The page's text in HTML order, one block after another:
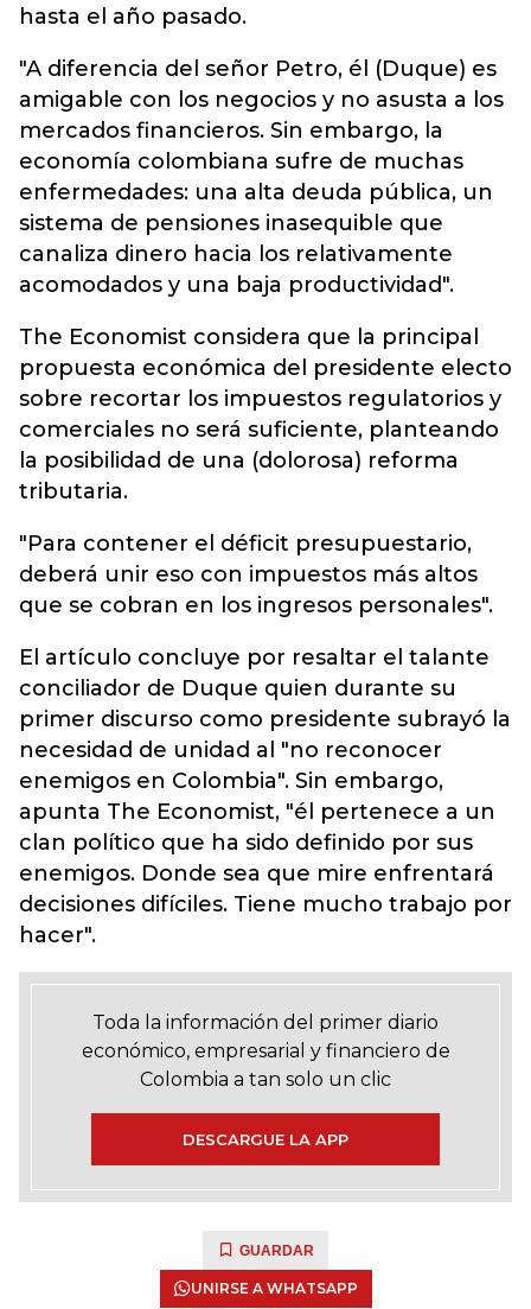
hasta el año pasado.
"A diferencia del señor Petro, él (Duque) es
amigable con los negocios y no asusta a los
mercados financieros. Sin embargo, la
economía colombiana sufre de muchas
enfermedades: una alta deuda pública, un
sistema de pensiones inasequible que
canaliza dinero hacia los relativamente
acomodados y una baja productividad".
The Economist considera que la principal
propuesta económica del presidente electo
sobre recortar los impuestos regulatorios y
comerciales no será suficiente, planteando
la posibilidad de una (dolorosa) reforma
tributaria.
"Para contener el déficit presupuestario,
deberá unir eso con impuestos más altos
que se cobran en los ingresos personales".
El artículo concluye por resaltar el talante
conciliador de Duque quien durante su
primer discurso como presidente subrayó la
necesidad de unidad al "no reconocer
enemigos en Colombia". Sin embargo,
apunta The Economist, "él pertenece a un
clan político que ha sido definido por sus
enemigos. Donde sea que mire enfrentará
decisiones difíciles. Tiene mucho trabajo por
hacer".
Toda la información del primer diario
económico, empresarial y financiero de
Colombia a tan solo un clic
DESCARGUE LA APP
GUARDAR
UNIRSE A WHATSAPP